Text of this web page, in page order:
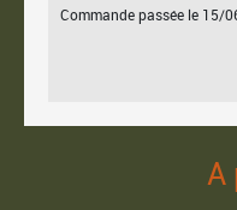
Commande passée le 15/
A